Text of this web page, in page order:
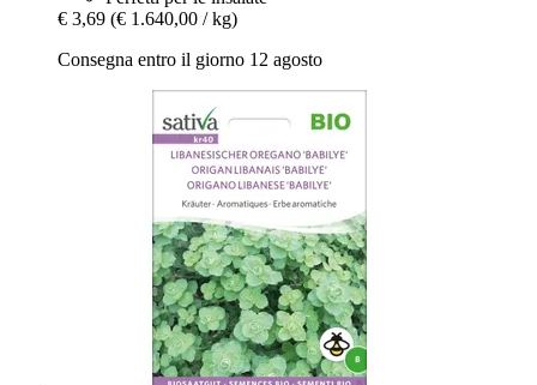
€ 3,69 (€ 1.640,00 / kg)
Consegna entro il giorno 12 agosto